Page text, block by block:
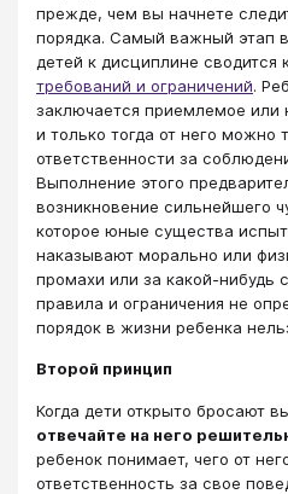
прежде, чем вы начнете
порядка. Самый важный этап
детей к дисциплине сводится
требований и ограничений.
заключается приемлемое или
и только тогда от него можно
ответственности за
Выполнение этого
возникновение сильнейшего
которое юные существа
наказывают морально или
промахи или за какой-нибудь
правила и ограничения не
порядок в жизни ребенка
Второй принцип
Когда дети открыто бросают
отвечайте на него
ребенок понимает, чего от
ответственность за свое